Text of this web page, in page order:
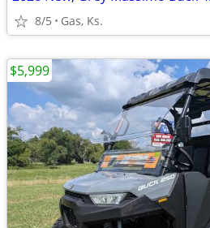
8/5 Gas, Ks.
$5,999